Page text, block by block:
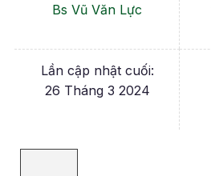
Bs Vũ Văn Lực
Lần cập nhật cuối:
26 Tháng 3 2024